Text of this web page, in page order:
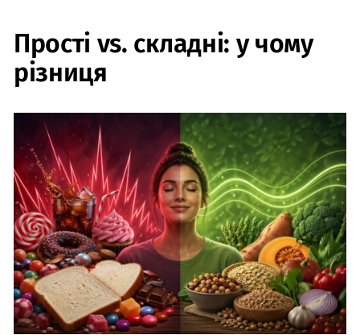
Прості vs. складні: у чому
різниця